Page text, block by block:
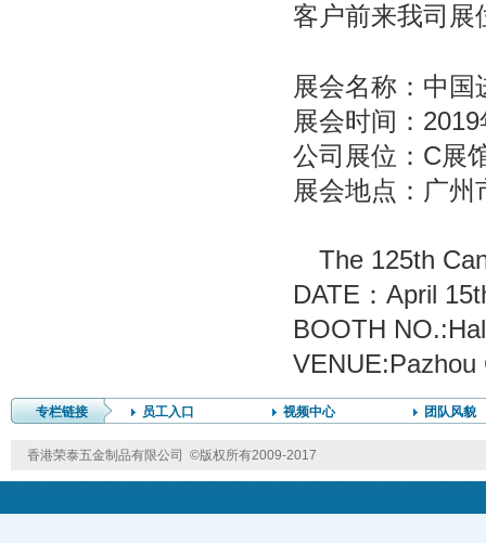
客户前来我司展
展会名称：中
展会时间： 2019
公司展位： C展
展会地点：广
The 125th
DATE ： April
BOOTH
VENUE:Pazhou
专栏链接 员工入口 视频中心 团队风貌
香港荣泰五金制品有限公司 ©版权所有2009-2017